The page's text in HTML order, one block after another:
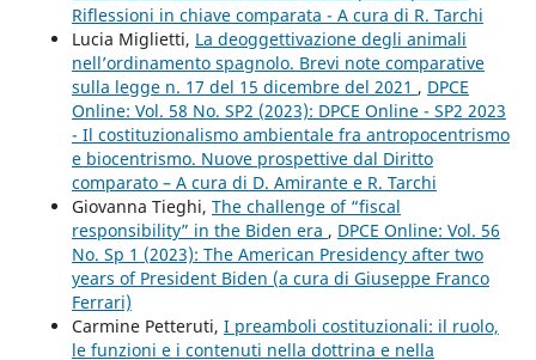
Riflessioni in chiave comparata - A cura di R. Tarchi
Lucia Miglietti, La deoggettivazione degli animali
nell’ordinamento spagnolo. Brevi note comparative
sulla legge n. 17 del 15 dicembre del 2021 , DPCE
Online: Vol. 58 No. SP2 (2023): DPCE Online - SP2 2023
- Il costituzionalismo ambientale fra antropocentrismo
e biocentrismo. Nuove prospettive dal Diritto
comparato – A cura di D. Amirante e R. Tarchi
Giovanna Tieghi, The challenge of “fiscal
responsibility” in the Biden era , DPCE Online: Vol. 56
No. Sp 1 (2023): The American Presidency after two
years of President Biden (a cura di Giuseppe Franco
Ferrari)
Carmine Petteruti, I preamboli costituzionali: il ruolo,
le funzioni e i contenuti nella dottrina e nella